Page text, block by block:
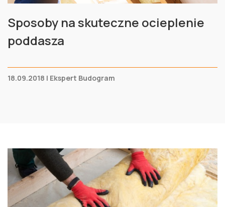
Sposoby na skuteczne ocieplenie
poddasza
18.09.2018 | Ekspert Budogram